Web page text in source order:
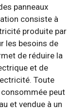
panneaux
consiste à
produite par
les besoins de
de réduire la
et de
Toute
peut
et vendue à un